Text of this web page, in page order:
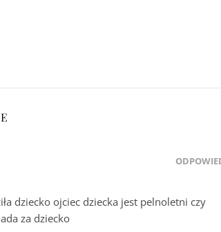
dziecko ojciec dziecka jest pelnoletni czy
za dziecko